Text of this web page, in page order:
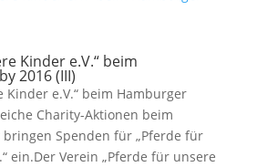
Kinder e.V.“ beim
2016 (III)
Kinder e.V.“ beim Hamburger
Charity-Aktionen beim
Spenden für „Pferde für
ein.Der Verein „Pferde für unsere